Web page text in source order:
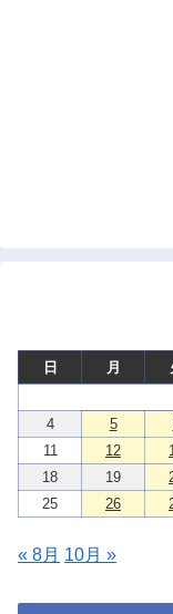
日 月
4
5
11
12
18
19
25
26
« 8月 10月 »